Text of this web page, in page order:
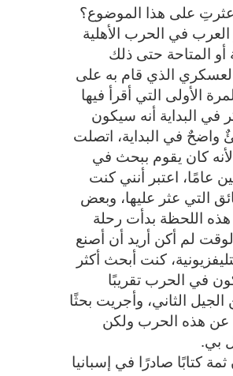
عثرتِ على هذا الموضوع؟
في الحرب الأهلية
أو المتاحة حتى ذلك
الذي قام به على
الأولى التي أقرأ فيها
البداية أنه سيكون
في البداية، اتصلت
كان يقوم ببحث في
عامًا، اعتبر أنني كنت
التي عثر عليها، وبعض
اللحظة بدأت رحلة
لم أكن أريد أن أصنع
كنت أبحث أكثر
الفترة ما بين 2002 – 2003 المشاركون في الحرب تقريبًا
من الجيل الثاني، وأجريت بحثًا
عن هذه الحرب ولكن
بي.
كتابًا صادرًا في إسبانيا